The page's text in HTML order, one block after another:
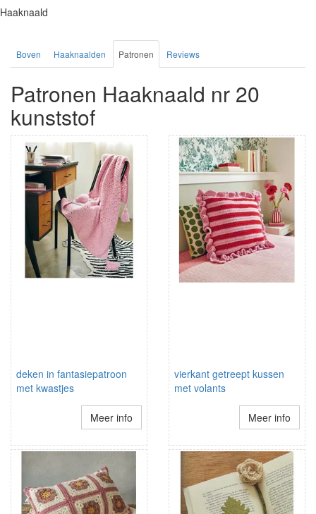
Haaknaald
Boven Haaknaalden Patronen Reviews
Patronen Haaknaald nr 20
kunststof
deken in fantasiepatroon
met kwastjes
Meer info
vierkant getreept kussen
met volants
Meer info